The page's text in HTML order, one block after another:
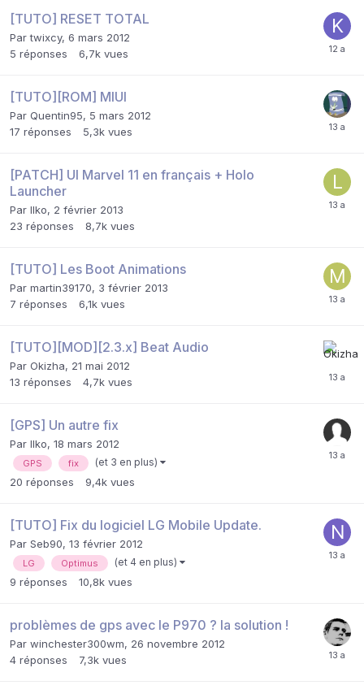
[TUTO] RESET TOTAL
Partwixcy, 6 mars 2012
5 réponses 6,7k vues
[TUTO][ROM] MIUI
Par Quentin95, 5 mars 2012
17 réponses 5,3k vues
[PATCH] UI Marvel 11 en français + Holo
Launcher
Par Ilko, 2 février 2013
23 réponses 8,7k vues
[TUTO] Les Boot Animations
Par martin39170, 3 février 2013
7 réponses 6,1k vues
[TUTO][MOD][2.3.x] Beat Audio
Par Okizha, 21 mai 2012
13 réponses 4,7k vues
[GPS] Un autre fix
Par Ilko, 18 mars 2012
GPS fix (et 3 en plus)
20 réponses 9,4k vues
[TUTO] Fix du logiciel LG Mobile Update.
Par Seb90, 13 février 2012
LG Optimus (et 4 en plus)
9 réponses 10,8k vues
problèmes de gps avec le P970 ? la solution !
Par winchester300wm, 26 novembre 2012
4 réponses 7,3k vues